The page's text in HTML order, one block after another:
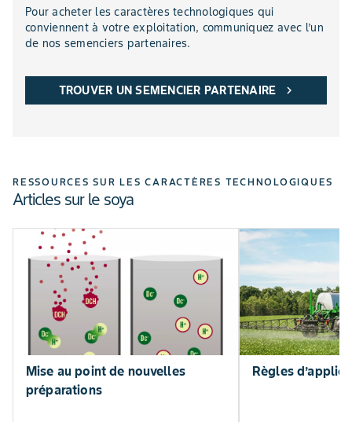
Pour acheter les caractères technologiques qui
conviennent à votre exploitation, communiquez avec l’un
de nos semenciers partenaires.
TROUVER UN SEMENCIER PARTENAIRE chevron_right
RESSOURCES SUR LES CARACTÈRES TECHNOLOGIQUES
Articles sur le soya
Mise au point de nouvelles
préparations
Règles